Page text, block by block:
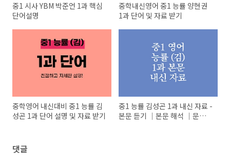
중1 시사 YBM 박준언 1과 핵심
단어설명
중학내신영어 중1 능률 양현권
1과 단어 및 자료 받기
중학영어 내신대비 중1 능률 김
성곤 1과 단어 설명 및 자료 받기
중1 능률 김성곤 1과 내신 자료 -
본문 듣기 ｜본문 해석 ｜문법
댓글